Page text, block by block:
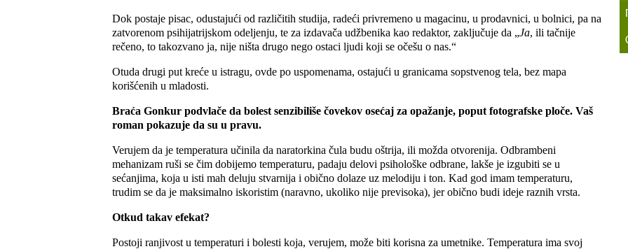
Dok postaje pisac, odustajući od različitih studija, radeći privremeno u magacinu, u prodavnici, u bolnici, pa na
zatvorenom psihijatrijskom odeljenju, te za izdavača udžbenika kao redaktor, zaključuje da „Ja, ili tačnije
rečeno, to takozvano ja, nije ništa drugo nego ostaci ljudi koji se očešu o nas.“
Otuda drugi put kreće u istragu, ovde po uspomenama, ostajući u granicama sopstvenog tela, bez mapa
korišćenih u mladosti.
Braća Gonkur podvlače da bolest senzibiliše čovekov osećaj za opažanje, poput fotografske ploče. Vaš
roman pokazuje da su u pravu.
Verujem da je temperatura učinila da naratorkina čula budu oštrija, ili možda otvorenija. Odbrambeni
mehanizam ruši se čim dobijemo temperaturu, padaju delovi psihološke odbrane, lakše je izgubiti se u
sećanjima, koja u isti mah deluju stvarnija i obično dolaze uz melodiju i ton. Kad god imam temperaturu,
trudim se da je maksimalno iskoristim (naravno, ukoliko nije previsoka), jer obično budi ideje raznih vrsta.
Otkud takav efekat?
Postoji ranjivost u temperaturi i bolesti koja, verujem, može biti korisna za umetnike. Temperatura ima svoj